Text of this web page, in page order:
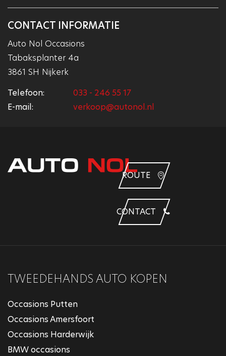
CONTACT INFORMATIE
Auto Nol Occasions
Tabaksplanter 4a
3861 SH Nijkerk
Telefoon:
033 - 246 55 17
E-mail:
verkoop@autonol.nl
ROUTE
CONTACT
TWEEDEHANDS AUTO KOPEN
Occasions Putten
Occasions Amersfoort
Occasions Harderwijk
BMW occasions